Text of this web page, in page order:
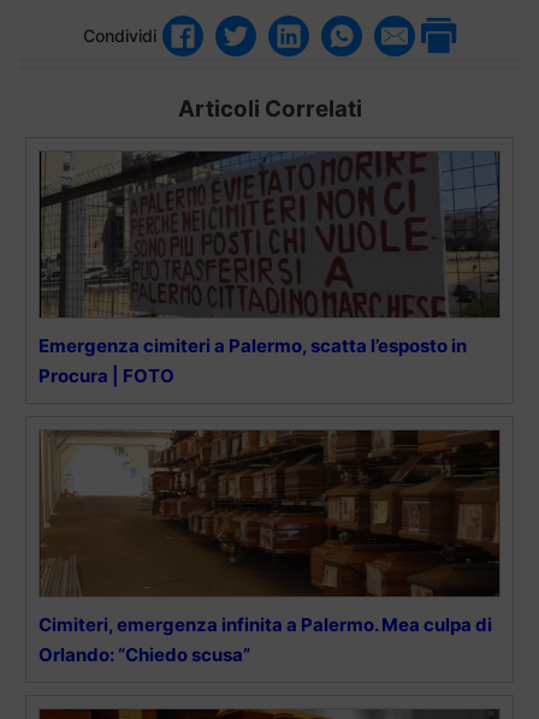
Condividi
Articoli Correlati
Emergenza cimiteri a Palermo, scatta l’esposto in
Procura | FOTO
Cimiteri, emergenza infinita a Palermo. Mea culpa di
Orlando: “Chiedo scusa”